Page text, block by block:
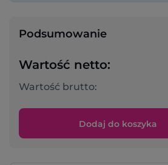
Podsumowanie
Wartość netto:
Wartość brutto:
Dodaj do koszyka